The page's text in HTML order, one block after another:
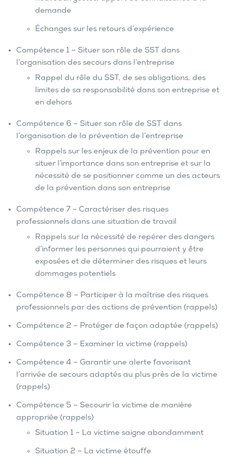
demande
Échanges sur les retours d’expérience
Compétence 1 – Situer son rôle de SST dans
l’organisation des secours dans l’entreprise
Rappel du rôle du SST, de ses obligations, des
limites de sa responsabilité dans son entreprise et
en dehors
Compétence 6 – Situer son rôle de SST dans
l’organisation de la prévention de l’entreprise
Rappels sur les enjeux de la prévention pour en
situer l’importance dans son entreprise et sur la
nécessité de se positionner comme un des acteurs
de la prévention dans son entreprise
Compétence 7 – Caractériser des risques
professionnels dans une situation de travail
Rappels sur la nécessité de repérer des dangers
d’informer les personnes qui pourraient y être
exposées et de déterminer des risques et leurs
dommages potentiels
Compétence 8 – Participer à la maîtrise des risques
professionnels par des actions de prévention (rappels)
Compétence 2 – Protéger de façon adaptée (rappels)
Compétence 3 – Examiner la victime (rappels)
Compétence 4 – Garantir une alerte favorisant
l’arrivée de secours adaptés au plus près de la victime
(rappels)
Compétence 5 – Secourir la victime de manière
appropriée (rappels)
Situation 1 – La victime saigne abondamment
Situation 2 – La victime étouffe